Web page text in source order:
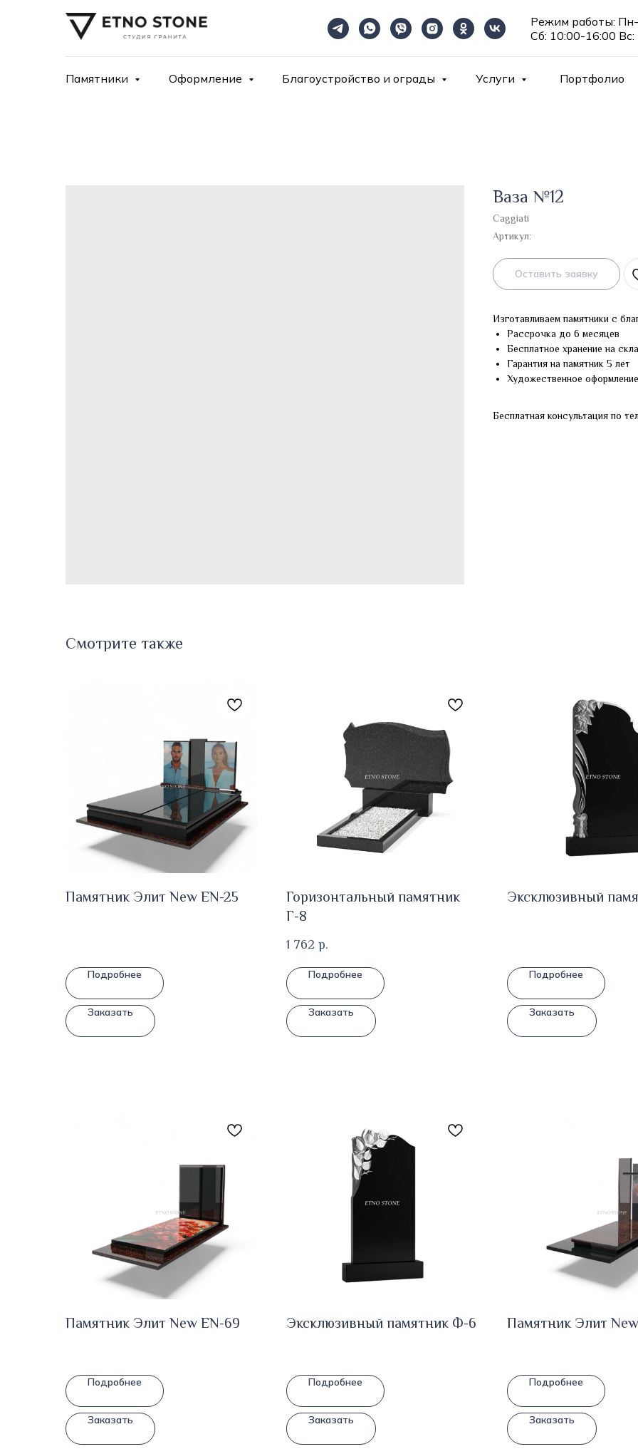
Режим работы:
Сб: 10:00-16:00 Вс:
Памятники Оформление Благоустройство и ограды Услуги Портфолио
Ваза №12
Caggiati
Артикул:
Оставить заявку
Изготавливаем памятники с
Рассрочка до 6 месяцев
Бесплатное хранение на
Гарантия на памятник 5 лет
Художественное оформление
Бесплатная консультация по
Смотрите также
Памятник Элит New EN-25
Подробнее
Заказать
Горизонтальный памятник
Г-8
1 762 р.
Подробнее
Заказать
Эксклюзивный
Подробнее
Заказать
Памятник Элит New EN-69
Подробнее
Заказать
Эксклюзивный памятник Ф-6
Подробнее
Заказать
Памятник Элит
Подробнее
Заказать